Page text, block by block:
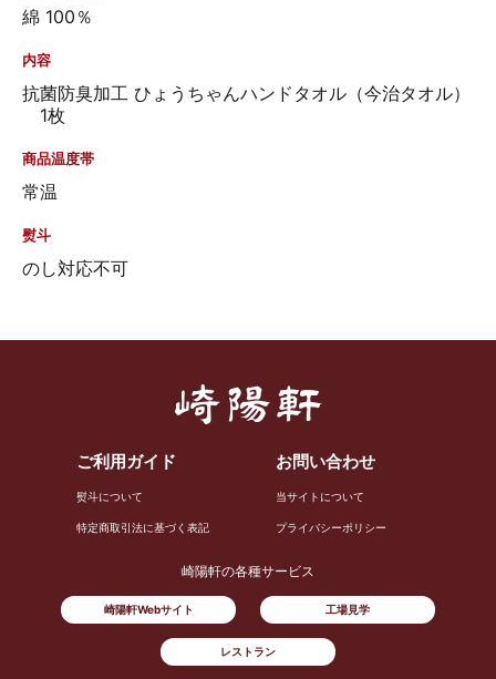
綿 100％
内容
抗菌防臭加工 ひょうちゃんハンドタオル（今治タオル）
1枚
商品温度帯
常温
熨斗
のし対応不可
ご利用ガイド お問い合わせ
熨斗について 当サイトについて
特定商取引法に基づく表記 プライバシーポリシー
崎陽軒の各種サービス
崎陽軒Webサイト 工場見学
レストラン